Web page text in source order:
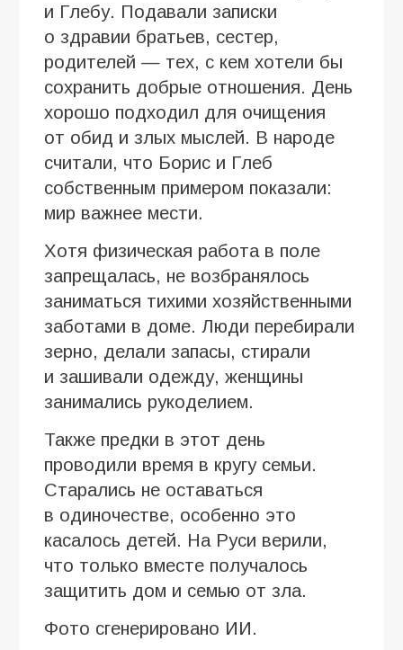
и Глебу. Подавали записки
о здравии братьев, сестер,
родителей — тех, с кем хотели бы
сохранить добрые отношения. День
хорошо подходил для очищения
от обид и злых мыслей. В народе
считали, что Борис и Глеб
собственным примером показали:
мир важнее мести.
Хотя физическая работа в поле
запрещалась, не возбранялось
заниматься тихими хозяйственными
заботами в доме. Люди перебирали
зерно, делали запасы, стирали
и зашивали одежду, женщины
занимались рукоделием.
Также предки в этот день
проводили время в кругу семьи.
Старались не оставаться
в одиночестве, особенно это
касалось детей. На Руси верили,
что только вместе получалось
защитить дом и семью от зла.
Фото сгенерировано ИИ.